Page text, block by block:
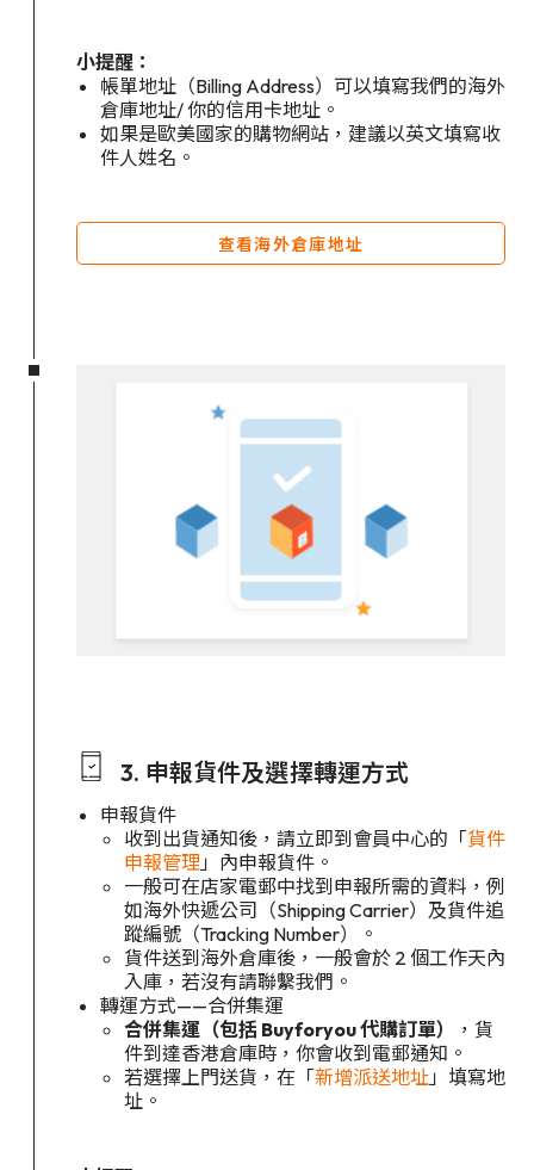
小提醒：
帳單地址（Billing Address）可以填寫我們的海外
倉庫地址/ 你的信用卡地址。
如果是歐美國家的購物網站，建議以英文填寫收
件人姓名。
查看海外倉庫地址
3. 申報貨件及選擇轉運方式
申報貨件
收到出貨通知後，請立即到會員中心的「貨件
申報管理 」內申報貨件。
一般可在店家電郵中找到申報所需的資料，例
如海外快遞公司（Shipping Carrier）及貨件追
蹤編號（Tracking Number）。
貨件送到海外倉庫後，一般會於 2 個工作天內
入庫，若沒有請聯繫我們。
轉運方式——合併集運
合併集運（包括 Buyforyou 代購訂單）
，貨
件到達香港倉庫時，你會收到電郵通知。
若選擇上門送貨，在「新增派送地址 」填寫地
址。